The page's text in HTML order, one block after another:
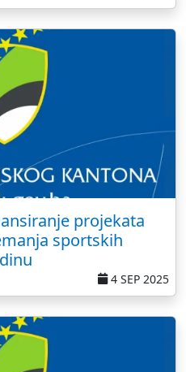
projekata
sportskih
4 SEP 2025